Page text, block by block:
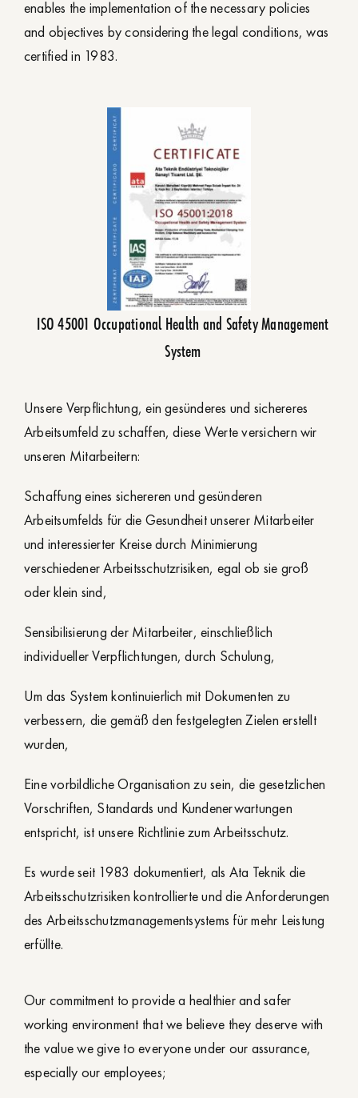
enables the implementation of the necessary policies
and objectives by considering the legal conditions, was
certified in 1983.
ISO 45001 Occupational Health and Safety Management
System
Unsere Verpflichtung, ein gesünderes und sichereres
Arbeitsumfeld zu schaffen, diese Werte versichern wir
unseren Mitarbeitern:
Schaffung eines sichereren und gesünderen
Arbeitsumfelds für die Gesundheit unserer Mitarbeiter
und interessierter Kreise durch Minimierung
verschiedener Arbeitsschutzrisiken, egal ob sie groß
oder klein sind,
Sensibilisierung der Mitarbeiter, einschließlich
individueller Verpflichtungen, durch Schulung,
Um das System kontinuierlich mit Dokumenten zu
verbessern, die gemäß den festgelegten Zielen erstellt
wurden,
Eine vorbildliche Organisation zu sein, die gesetzlichen
Vorschriften, Standards und Kundenerwartungen
entspricht, ist unsere Richtlinie zum Arbeitsschutz.
Es wurde seit 1983 dokumentiert, als Ata Teknik die
Arbeitsschutzrisiken kontrollierte und die Anforderungen
des Arbeitsschutzmanagementsystems für mehr Leistung
erfüllte.
Our commitment to provide a healthier and safer
working environment that we believe they deserve with
the value we give to everyone under our assurance,
especially our employees;